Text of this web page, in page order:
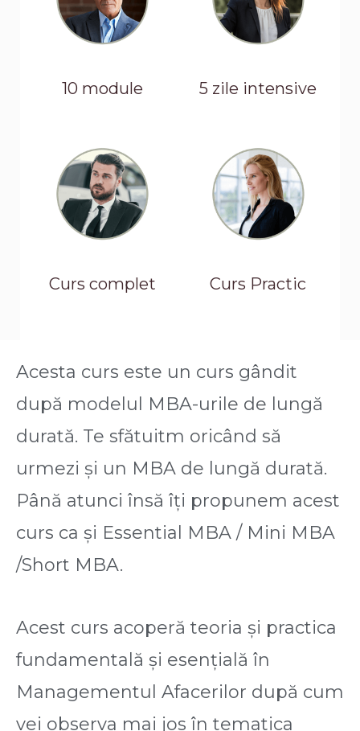
10 module 5 zile intensive
Curs complet Curs Practic
Acesta curs este un curs gândit
după modelul MBA-urile de lungă
durată. Te sfătuitm oricând să
urmezi și un MBA de lungă durată.
Până atunci însă îți propunem acest
curs ca și Essential MBA / Mini MBA
/Short MBA.
Acest curs acoperă teoria și practica
fundamentală și esențială în
Managementul Afacerilor după cum
vei observa mai jos în tematica